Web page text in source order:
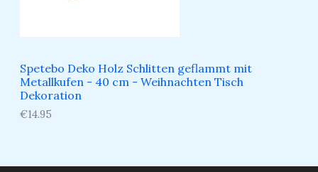
Spetebo Deko Holz Schlitten geflammt mit
Metallkufen - 40 cm - Weihnachten Tisch
Dekoration
€14.95